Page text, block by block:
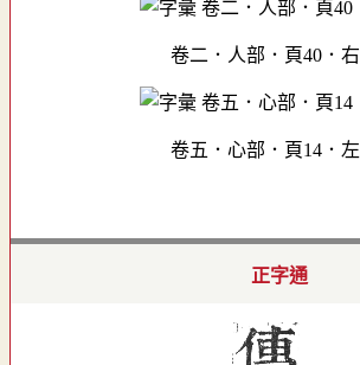
卷二．人部．頁40．右
卷五．心部．頁14．左
正字通